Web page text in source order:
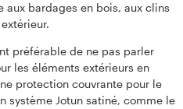
aux bardages en bois, aux clins
préférable de ne pas parler
les éléments extérieurs en
protection couvrante pour le
système Jotun satiné, comme le